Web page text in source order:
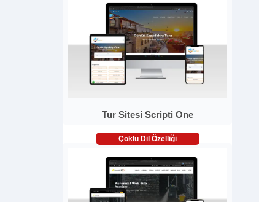
Tur Sitesi Scripti One
Çoklu Dil Özelliği